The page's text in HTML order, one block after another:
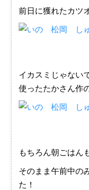
前日に獲れたカツ
イカスミじゃない
使ったたかさん作
もちろん朝ごはん
そのまま午前中の
た！